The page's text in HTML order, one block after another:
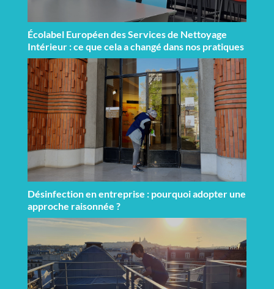
Écolabel Européen des Services de Nettoyage
Intérieur : ce que cela a changé dans nos pratiques
Désinfection en entreprise : pourquoi adopter une
approche raisonnée ?